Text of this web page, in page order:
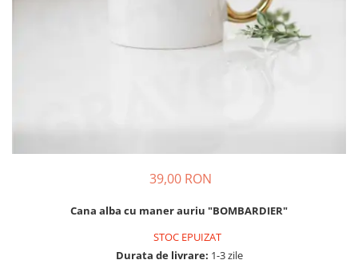
Cadouri Personalizate Unice
Sorturi Personalizate
Cadouri Pensionare
39,00 RON
Cana alba cu maner auriu "BOMBARDIER"
STOC EPUIZAT
Durata de livrare: 1-3 zile